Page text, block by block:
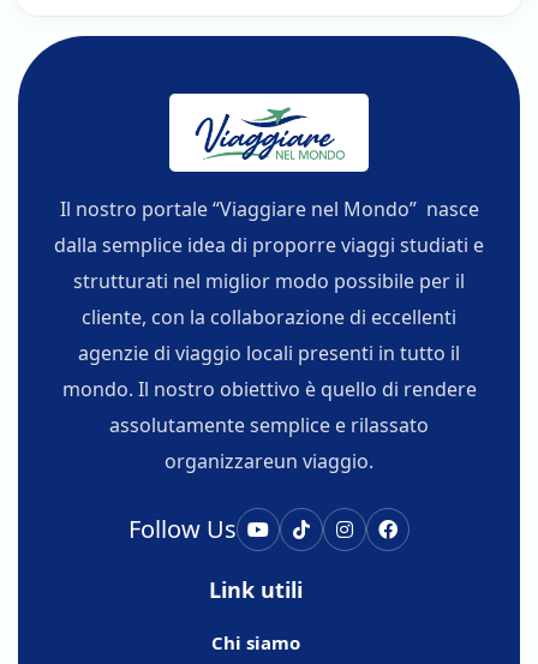
Il nostro portale “Viaggiare nel Mondo” nasce
dalla semplice idea di proporre viaggi studiati e
strutturati nel miglior modo possibile per il
cliente, con la collaborazione di eccellenti
agenzie di viaggio locali presenti in tutto il
mondo. Il nostro obiettivo è quello di rendere
assolutamente semplice e rilassato
organizzareun viaggio.
Follow Us
Link utili
Chi siamo